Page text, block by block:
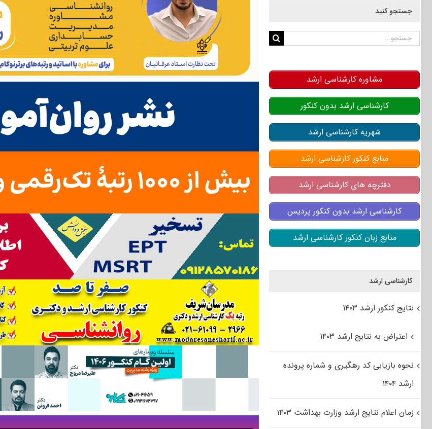
جستجو کنید
جستجو
مشاوره کارشناسی ارشد
کارشناسی ارشد بدون کنکور
شهریه کارشناسی ارشد
منابع کنکور کارشناسی ارشد
دفترچه های کارشناسی ارشد
کارشناسی ارشد بدون کنکور پردیس
منابع زبان کنکور کارشناسی ارشد
کارشناسی ارشد
نتایج کنکور ارشد ۱۴۰۳
اعتراض به نتایج ارشد ۱۴۰۳
نحوه بازیابی کد رهگیری و شماره پرونده
ارشد ۱۴۰۴
زمان اعلام نتایج ارشد وزارت بهداشت ۱۴۰۳